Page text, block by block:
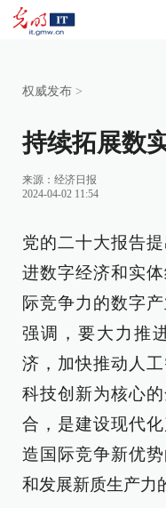
权威发布 >
持续拓展数
来源： 经济日报
2024-04-02 11:54
党的二十大报告
进数字经济和实
际竞争力的数字
强调，要大力推
济，加快推动人
科技创新为核心
合，是建设现代
造国际竞争新优
和发展新质生产力